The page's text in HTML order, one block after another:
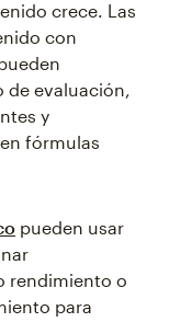
crece. Las
con
de evaluación,
y
fórmulas
pueden usar
rendimiento o
para